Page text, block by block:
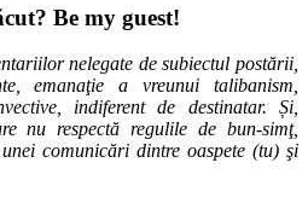
Be my guest!
nelegate de subiectul postării,
emanaţie a vreunui talibanism,
indiferent de destinatar. Și,
nu respectă regulile de bun-simţ,
comunicări dintre oaspete (tu) şi